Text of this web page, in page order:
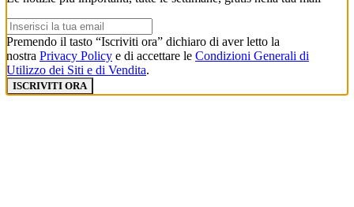
Premendo il tasto “Iscriviti ora” dichiaro di aver letto la
nostra Privacy Policy e di accettare le Condizioni Generali di
Utilizzo dei Siti e di Vendita.
ISCRIVITI ORA